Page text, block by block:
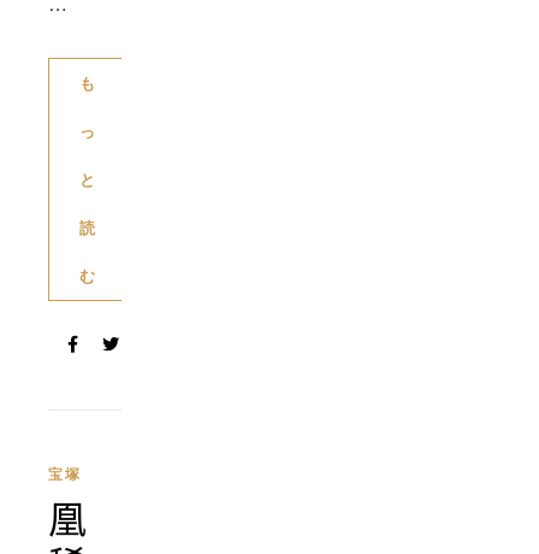
…
も
っ
と
読
む
宝塚
凰